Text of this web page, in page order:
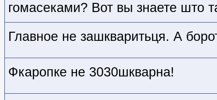
гомасеками? Вот вы знаете што
Главное не зашкваритьця. А
Фкаропке не 3030шкварна!